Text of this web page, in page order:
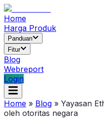
Home
Harga Produk
Panduan
Fitur
Blog
Webreport
Login
Home » Blog » Yayasan
oleh otoritas negara